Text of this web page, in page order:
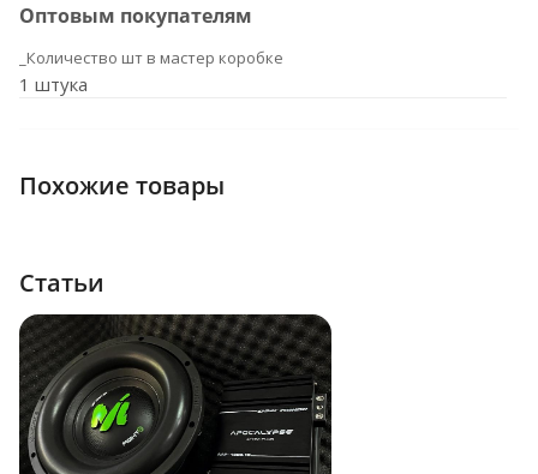
Оптовым покупателям
_Количество шт в мастер коробке
1 штука
Похожие товары
Статьи